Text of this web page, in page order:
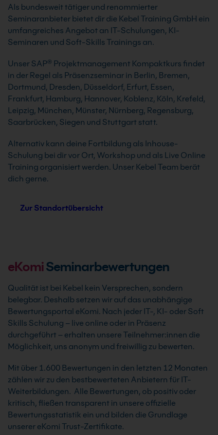
Als bundesweit tätiger und renommierter
Seminaranbieter bietet dir die Kebel Training GmbH ein
umfangreiches Angebot an IT-Schulungen, KI-
Seminaren und Soft-Skills Trainings an.
Unser SAP® Projektmanagement Kompaktkurs findet
in der Regel als Präsenzseminar in Berlin, Bremen,
Dortmund, Dresden, Düsseldorf, Erfurt, Essen,
Frankfurt, Hamburg, Hannover, Koblenz, Köln, Krefeld,
Leipzig, München, Münster, Nürnberg, Regensburg,
Saarbrücken, Siegen und Stuttgart statt.
Alternativ kann deine Fortbildung als Inhouse-
Schulung bei dir vor Ort, Workshop und als Live Online
Training organisiert werden. Unser Kebel Team berät
dich gerne.
Zur Standortübersicht
eKomiSeminarbewertungen
Qualität ist bei Kebel kein Versprechen, sondern
belegbar. Deshalb setzen wir auf das unabhängige
Bewertungsportal eKomi. Nach jeder IT-, KI- oder Soft
Skills Schulung – live online oder in Präsenz
durchgeführt – erhalten unsere Teilnehmer:innen die
Möglichkeit, uns anonym und freiwillig zu bewerten.
Mit über 1.600 Bewertungen in den letzten 12 Monaten
zählen wir zu den bestbewerteten Anbietern für IT-
Weiterbildungen. Alle Bewertungen, ob positiv oder
kritisch, fließen transparent in unsere offizielle
Bewertungsstatistik ein und bilden die Grundlage
unserer eKomi Trust-Zertifikate.